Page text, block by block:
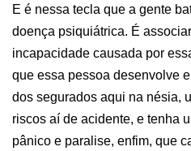
E é nessa tecla que a gente
doença psiquiátrica. É
incapacidade causada por
que essa pessoa desenvolve
dos segurados aqui na nésia,
riscos aí de acidente, e tenha
pânico e paralise, enfim, que